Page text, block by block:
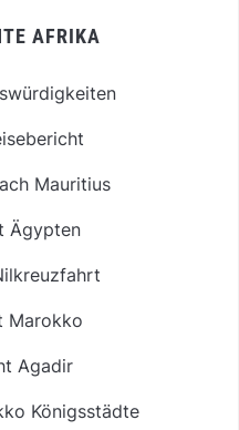
AFRIKA
Mauritius
Ägypten
Marokko
Agadir
Königsstädte